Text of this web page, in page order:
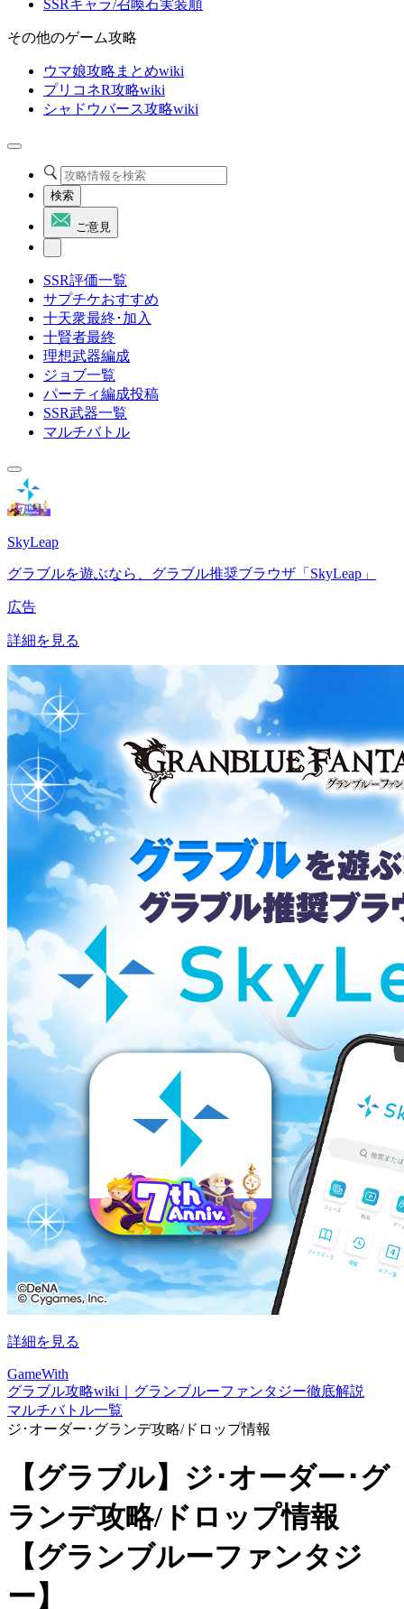
SSRキャラ/召喚石実装順
その他のゲーム攻略
ウマ娘攻略まとめwiki
プリコネR攻略wiki
シャドウバース攻略wiki
検索
ご意見
SSR評価一覧
サプチケおすすめ
十天衆最終･加入
十賢者最終
理想武器編成
ジョブ一覧
パーティ編成投稿
SSR武器一覧
マルチバトル
SkyLeap
グラブルを遊ぶなら、グラブル推奨ブラウザ「SkyLeap」
広告
詳細を見る
詳細を見る
GameWith
グラブル攻略wiki｜グランブルーファンタジー徹底解説
マルチバトル一覧
ジ･オーダー･グランデ攻略/ドロップ情報
【グラブル】ジ･オーダー･グ
ランデ攻略/ドロップ情報
【グランブルーファンタジ
ー】